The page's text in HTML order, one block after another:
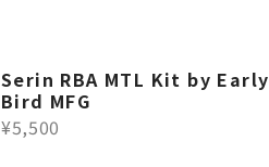
Serin RBA MTL Kit by Early
Bird MFG
¥5,500